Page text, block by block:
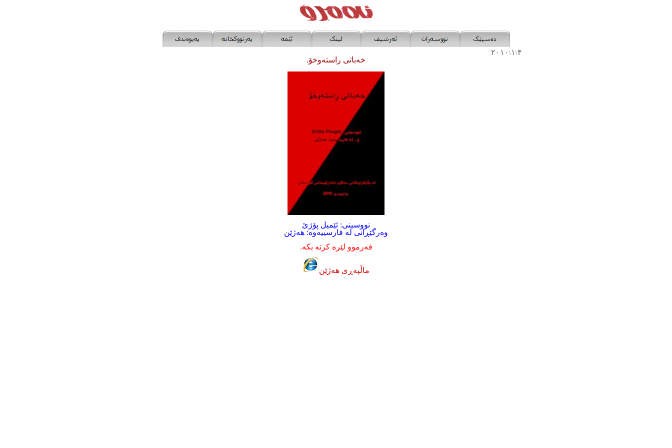
۴\ ١\ ٢٠١٠
خەباتی راستەوخۆ.
نووسینی: ئێمیل پۆژێ
وه‌رگێڕانی له‌ فارسییه‌وه‌: هه‌ژێن
فه‌رموو لێره‌ کرته‌ بکه‌.
ماڵپه‌ڕی هه‌ژێن